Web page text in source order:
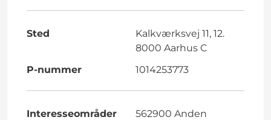
Sted
Kalkværksvej 11, 12.
8000 Aarhus C
P-nummer
1014253773
Interesseområder
562900 Anden